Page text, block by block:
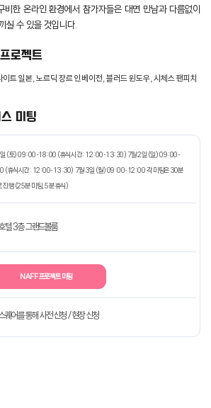
한 온라인 환경에서 참가자들은 대면 만남과 다름없이
실 수 있을 것입니다.
로젝트
트 일본, 노르딕 장르 인베이전, 블러드 윈도우, 시체스 팬피치
미팅
(토) 09:00-18:00 (휴식시간: 12:00-13:30)7월 2일 (일) 09:00-
(휴식시간: 12:00-13:30) 7월 3일 (월) 09:00-12:00각 미팅은 30분
진행 (25분 미팅, 5분 휴식)
텔 3층 그랜드볼룸
NAFF 프로젝트 미팅
퀘어를 통해 사전 신청 / 현장 신청